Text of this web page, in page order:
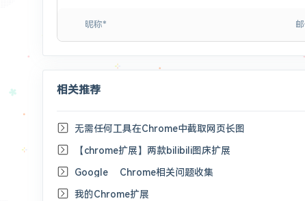
相关推荐
无需任何工具在Chrome中截取网页长图
【chrome扩展】两款bilibili图床扩展
Google Chrome相关问题收集
我的Chrome扩展